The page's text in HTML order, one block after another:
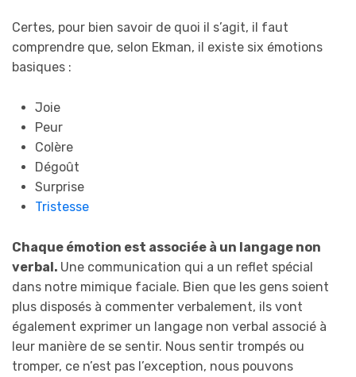
Certes, pour bien savoir de quoi il s’agit, il faut
comprendre que, selon Ekman, il existe six émotions
basiques :
Joie
Peur
Colère
Dégoût
Surprise
Tristesse
Chaque émotion est associée à un langage non
verbal. Une communication qui a un reflet spécial
dans notre mimique faciale. Bien que les gens soient
plus disposés à commenter verbalement, ils vont
également exprimer un langage non verbal associé à
leur manière de se sentir. Nous sentir trompés ou
tromper, ce n’est pas l’exception, nous pouvons